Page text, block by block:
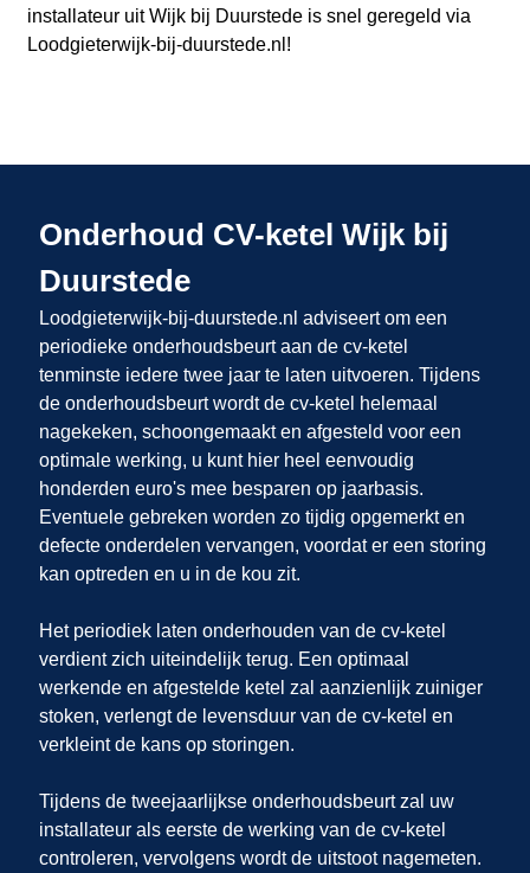
installateur uit Wijk bij Duurstede is snel geregeld via
Loodgieterwijk-bij-duurstede.nl !
Onderhoud CV-ketel Wijk bij
Duurstede
Loodgieterwijk-bij-duurstede.nl adviseert om een
periodieke onderhoudsbeurt aan de cv-ketel
tenminste iedere twee jaar te laten uitvoeren. Tijdens
de onderhoudsbeurt wordt de cv-ketel helemaal
nagekeken, schoongemaakt en afgesteld voor een
optimale werking, u kunt hier heel eenvoudig
honderden euro's mee besparen op jaarbasis.
Eventuele gebreken worden zo tijdig opgemerkt en
defecte onderdelen vervangen, voordat er een storing
kan optreden en u in de kou zit.
Het periodiek laten onderhouden van de cv-ketel
verdient zich uiteindelijk terug. Een optimaal
werkende en afgestelde ketel zal aanzienlijk zuiniger
stoken, verlengt de levensduur van de cv-ketel en
verkleint de kans op storingen.
Tijdens de tweejaarlijkse onderhoudsbeurt zal uw
installateur als eerste de werking van de cv-ketel
controleren, vervolgens wordt de uitstoot nagemeten.